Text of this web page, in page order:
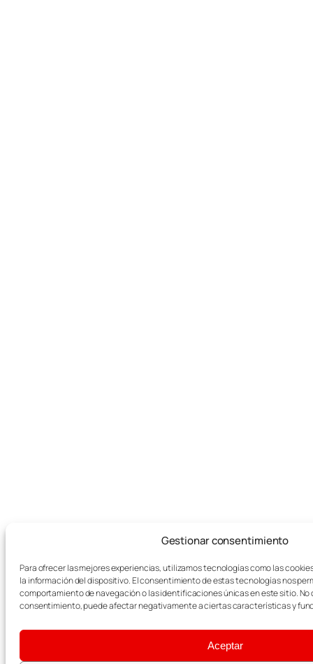
Gestionar consentimiento
Para ofrecer las mejores experiencias, utilizamos tecnologías como las
la información del dispositivo. El consentimiento de estas tecnologías nos
comportamiento de navegación o las identificaciones únicas en este sitio. No
consentimiento, puede afectar negativamente a ciertas características y
Aceptar